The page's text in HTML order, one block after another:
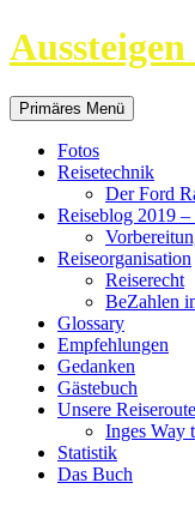
Suchen
Primäres Menü Springe
zum
Fotos
Reisetechnik
Der Ford
Reiseblog 2019 –
Reiseorganisation
Reiserecht
BeZahlen
Glossary
Empfehlungen
Gedanken
Gästebuch
Unsere Reiseroute
Inges Way
Statistik
Das Buch